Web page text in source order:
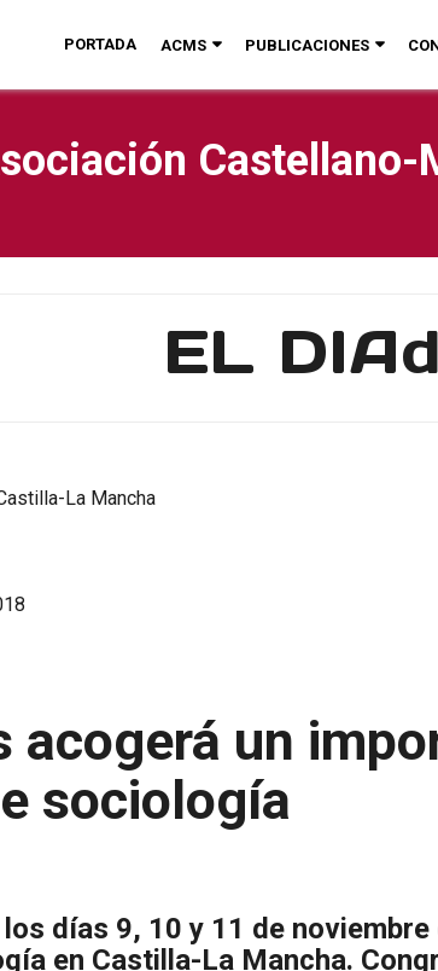
PORTADA ACMS PUBLICACIONES
Castellano-
EL
acogerá un
sociología
días 9, 10 y 11 de noviembre
en Castilla-La Mancha.